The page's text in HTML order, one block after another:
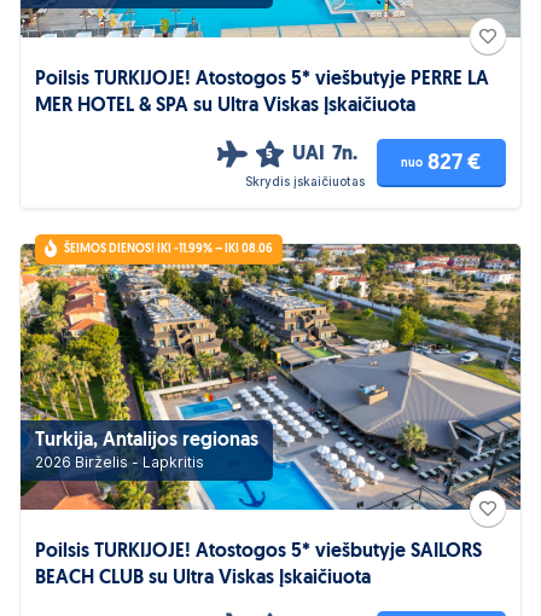
Poilsis TURKIJOJE! Atostogos 5* viešbutyje PERRE LA
MER HOTEL & SPA su Ultra Viskas Įskaičiuota
5 UAI 7n.
Skrydis įskaičiuotas
nuo 827 €
ŠEIMOS DIENOS! IKI -11.99% – IKI 08.06
Turkija, Antalijos regionas
2026 Birželis - Lapkritis
Poilsis TURKIJOJE! Atostogos 5* viešbutyje SAILORS
BEACH CLUB su Ultra Viskas Įskaičiuota